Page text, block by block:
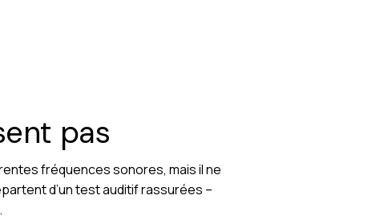
pas
fréquences sonores, mais il ne
d’un test auditif rassurées –